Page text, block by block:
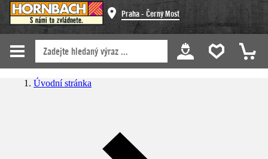
Praha - Černý Most
Úvodní stránka